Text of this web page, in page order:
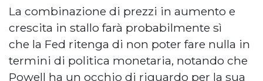
La combinazione di prezzi in aumento e
crescita in stallo farà probabilmente sì
che la Fed ritenga di non poter fare nulla in
termini di politica monetaria, notando che
Powell ha un occhio di riguardo per la sua